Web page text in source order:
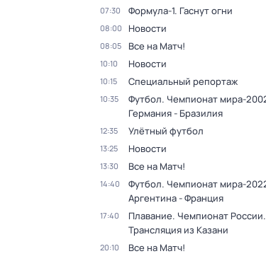
07:30 Формула-1. Гаснут огни
08:00 Новости
08:05 Все на Матч!
10:10 Новости
10:15 Специальный репортаж
10:35
Футбол. Чемпионат мира-
Германия - Бразилия
12:35 Улётный футбол
13:25 Новости
13:30 Все на Матч!
14:40
Футбол. Чемпионат мира-
Аргентина - Франция
17:40
Плавание. Чемпионат России.
Трансляция из Казани
20:10 Все на Матч!